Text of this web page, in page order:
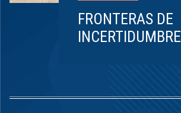
FRONTERAS DE
INCERTIDUMBRE